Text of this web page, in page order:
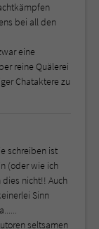
bei all den
eine
reine Quälerei
Chataktere zu
schreiben ist
(oder wie ich
nicht!! Auch
Sinn
seltsamen